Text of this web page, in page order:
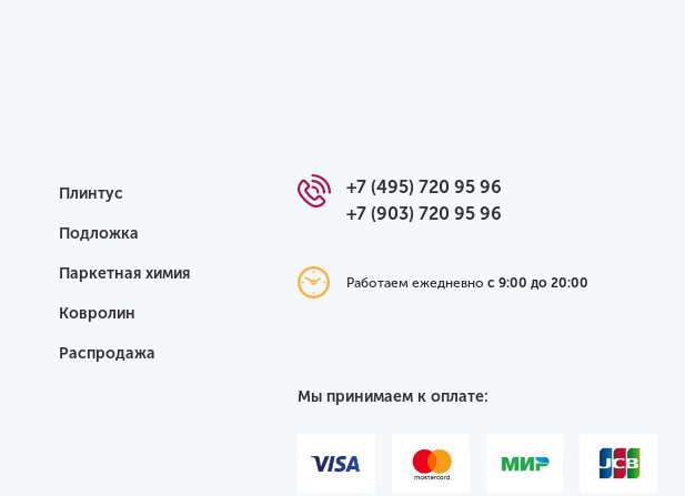
Плинтус
Подложка
Паркетная химия
Ковролин
Распродажа
+7 (495) 720 95 96
+7 (903) 720 95 96
Работаем ежедневнос 9:00 до 20:00
Мы принимаем к оплате: